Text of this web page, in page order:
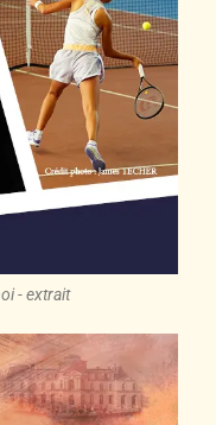
- extrait